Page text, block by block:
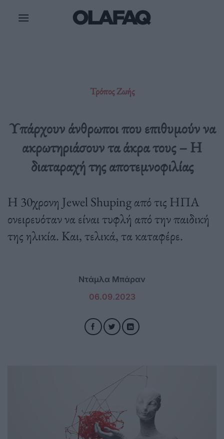
Τρόπος Ζωής
Υπάρχουν άνθρωποι που επιθυμούν να
ακρωτηριάσουν τα άκρα τους – Η
διαταραχή της αποτεμνοφιλίας
Η 30χρονη Jewel Shuping από τις ΗΠΑ
ονειρευόταν να είναι τυφλή από την παιδική
της ηλικία. Και, τελικά, τα καταφέρε.
Ντάμλα Μπάραν
06.09.2023